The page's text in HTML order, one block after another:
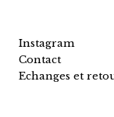
Instagram
Contact
Echanges et